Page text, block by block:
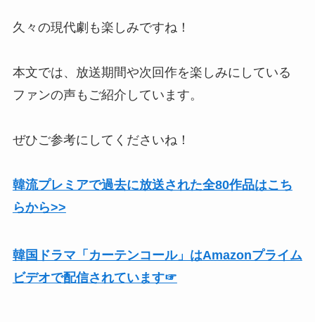
久々の現代劇も楽しみですね！
本文では、放送期間や次回作を楽しみにしている
ファンの声もご紹介しています。
ぜひご参考にしてくださいね！
韓流プレミアで過去に放送された全80作品はこち
らから>>
韓国ドラマ「カーテンコール」はAmazonプライム
ビデオで配信されています☞